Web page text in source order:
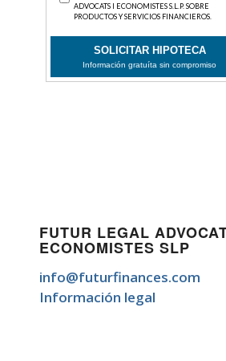
FUTUR LEGAL
ECONOMISTES SLP
info@futurfinances.com
Información legal